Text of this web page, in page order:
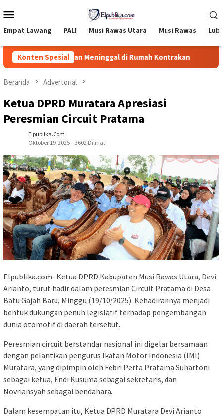
ke
Mobile
Empat Lawang PALI Musi Rawas Utara Musi Rawas
Konten Spesial
Ditemukan Meninggal di Rumah Kontrakan
Beranda Advertorial
Ketua DPRD Muratara Apresiasi
Peresmian Circuit Pratama
Elpublika.com
Oktober 19, 2025
3602 Dilihat
Elpublika.com- Ketua DPRD Kabupaten Musi Rawas Utara, Devi
Arianto, turut hadir dalam peresmian Circuit Pratama di Desa
Batu Gajah Baru, Minggu (19/10/2025). Kehadirannya menjadi
bentuk dukungan penuh legislatif terhadap pengembangan
dunia otomotif di daerah tersebut.
Peresmian circuit berstandar nasional ini digelar bersamaan
dengan pelantikan pengurus Ikatan Motor Indonesia (IMI)
Muratara, yang dipimpin oleh Febri Perta Pratama Suhartoni
sebagai ketua, Endi Kusuma sebagai sekretaris, dan
Novriansyah sebagai bendahara.
Dalam kesempatan itu, Ketua DPRD Muratara Devi Arianto